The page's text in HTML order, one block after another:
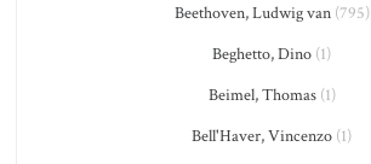
Beethoven, Ludwig van(795)
Beghetto, Dino (1)
Beimel, Thomas(1)
Bell'Haver, Vincenzo (1)